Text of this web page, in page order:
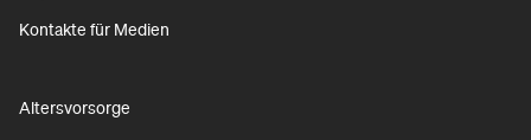
Kontakte für Medien
Altersvorsorge